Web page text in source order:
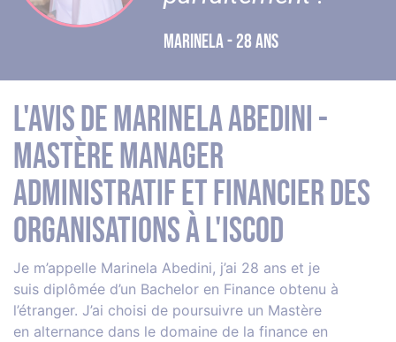
MARINELA - 28 ANS
L'avis de Marinela Abedini -
Mastère Manager
Administratif et Financier des
Organisations à l'iSCOD
Je m’appelle Marinela Abedini, j’ai 28 ans et je
suis diplômée d’un Bachelor en Finance obtenu à
l’étranger. J’ai choisi de poursuivre un Mastère
en alternance dans le domaine de la finance en